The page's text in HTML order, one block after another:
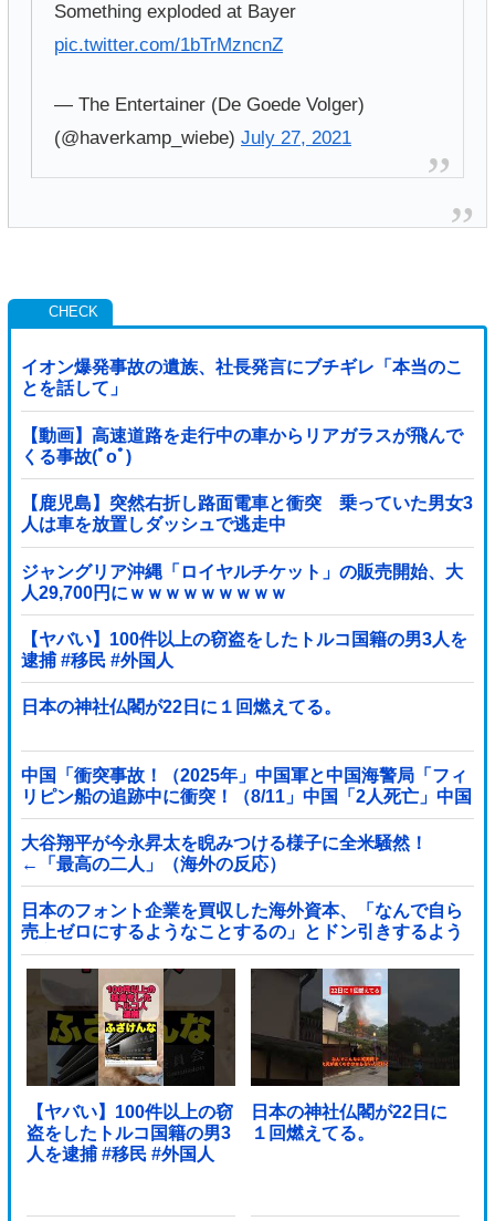
Something exploded at Bayer
pic.twitter.com/1bTrMzncnZ
— The Entertainer (De Goede Volger)
(@haverkamp_wiebe) July 27, 2021
イオン爆発事故の遺族、社長発言にブチギレ「本当のこ
とを話して」
【動画】高速道路を走行中の車からリアガラスが飛んで
くる事故(ﾟoﾟ)
【鹿児島】突然右折し路面電車と衝突 乗っていた男女3
人は車を放置しダッシュで逃走中
ジャングリア沖縄「ロイヤルチケット」の販売開始、大
人29,700円にｗｗｗｗｗｗｗｗｗ
【ヤバい】100件以上の窃盗をしたトルコ国籍の男3人を
逮捕 #移民 #外国人
日本の神社仏閣が22日に１回燃えてる。
中国「衝突事故！（2025年」中国軍と中国海警局「フィ
リピン船の追跡中に衝突！（8/11」中国「2人死亡」中国
政府「1年間隠蔽」日本「隠蔽された事実報道！（2026
年」→
大谷翔平が今永昇太を睨みつける様子に全米騒然！
←「最高の二人」（海外の反応）
日本のフォント企業を買収した海外資本、「なんで自ら
売上ゼロにするようなことするの」とドン引きするよう
な方針転換を……他
【ヤバい】100件以上の窃
盗をしたトルコ国籍の男3
人を逮捕 #移民 #外国人
日本の神社仏閣が22日に
１回燃えてる。